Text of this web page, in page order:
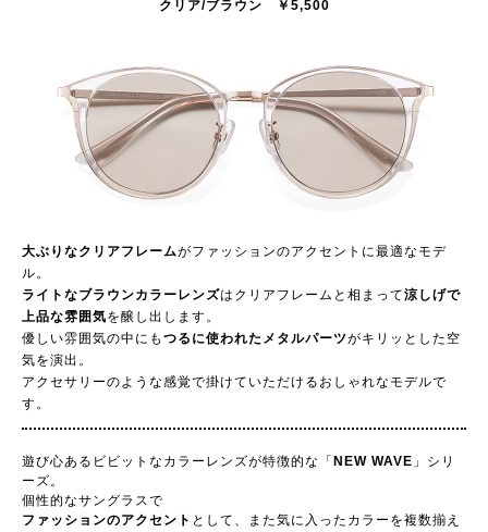
クリア/ブラウン ￥5,500
大ぶりなクリアフレームがファッションのアクセントに最適なモデ
ル。
ライトなブラウンカラーレンズはクリアフレームと相まって涼しげで
上品な雰囲気を醸し出します。
優しい雰囲気の中にも つるに使われたメタルパーツがキリッとした空
気を演出。
アクセサリーのような感覚で掛けていただけるおしゃれなモデルで
す。
遊び心あるビビットなカラーレンズが特徴的な「NEW WAVE 」シリ
ーズ。
個性的なサングラスで
ファッションのアクセント として、また気に入ったカラーを複数揃え